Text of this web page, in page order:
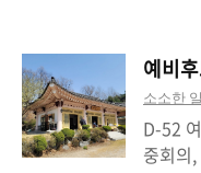
예비
소소한
D-52
중회의